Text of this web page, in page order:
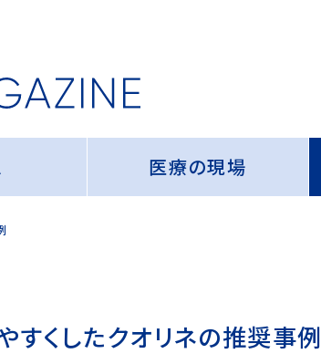
医療の現場
くしたクオリネの推奨事例